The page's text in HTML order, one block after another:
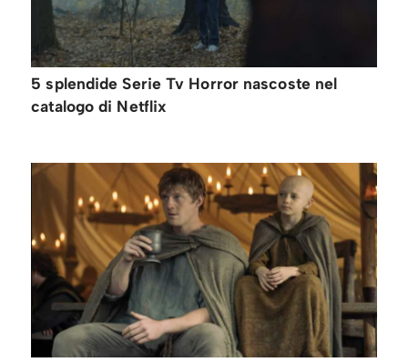
5 splendide Serie Tv Horror nascoste nel
catalogo di Netflix